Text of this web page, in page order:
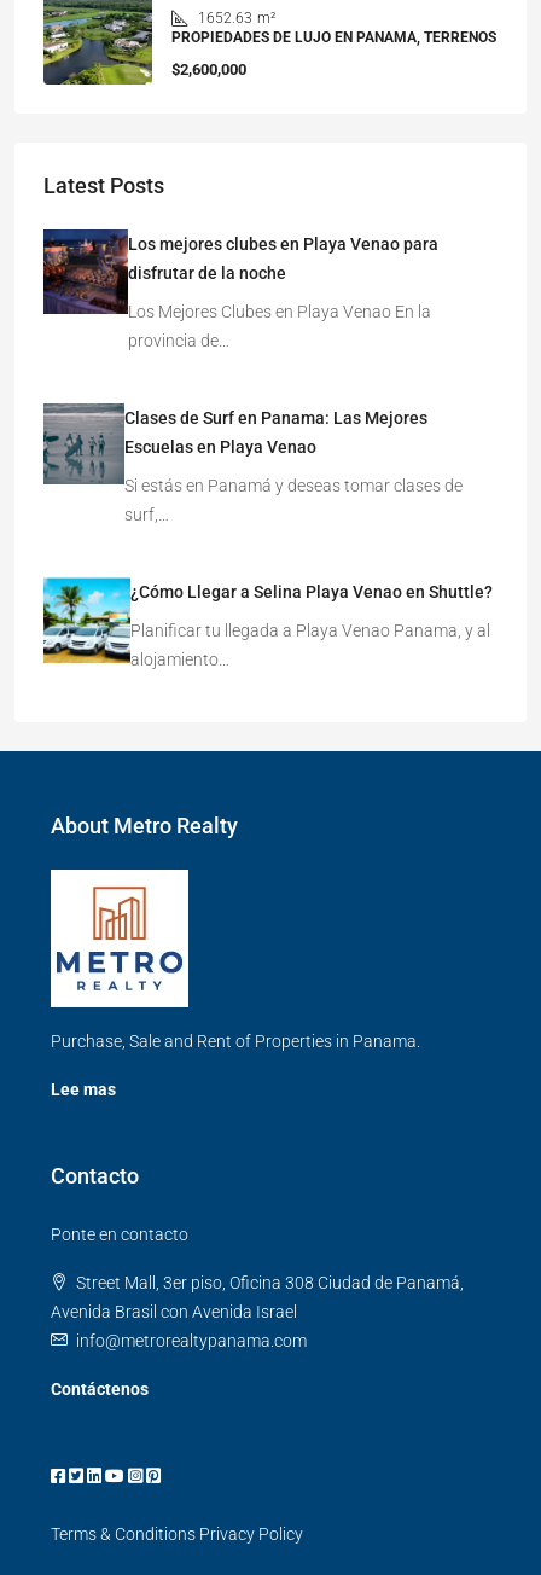
1652.63 m²
PROPIEDADES DE LUJO EN PANAMA, TERRENOS
$2,600,000
Latest Posts
Los mejores clubes en Playa Venao para
disfrutar de la noche
Los Mejores Clubes en Playa Venao En la
provincia de…
Clases de Surf en Panama: Las Mejores
Escuelas en Playa Venao
Si estás en Panamá y deseas tomar clases de
surf,…
¿Cómo Llegar a Selina Playa Venao en Shuttle?
Planificar tu llegada a Playa Venao Panama, y al
alojamiento…
About Metro Realty
Purchase, Sale and Rent of Properties in Panama.
Lee mas
Contacto
Ponte en contacto
Street Mall, 3er piso, Oficina 308 Ciudad de Panamá,
Avenida Brasil con Avenida Israel
info@metrorealtypanama.com
Contáctenos
Terms & Conditions Privacy Policy